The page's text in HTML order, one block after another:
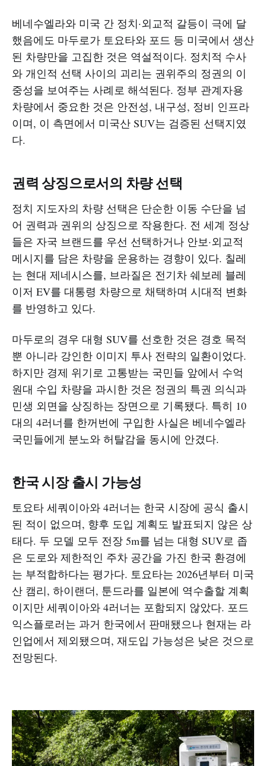
베네수엘라와 미국 간 정치·외교적 갈등이 극에 달
했음에도 마두로가 토요타와 포드 등 미국에서 생산
된 차량만을 고집한 것은 역설적이다. 정치적 수사
와 개인적 선택 사이의 괴리는 권위주의 정권의 이
중성을 보여주는 사례로 해석된다. 정부 관계자용
차량에서 중요한 것은 안전성, 내구성, 정비 인프라
이며, 이 측면에서 미국산 SUV는 검증된 선택지였
다.​
권력 상징으로서의 차량 선택
정치 지도자의 차량 선택은 단순한 이동 수단을 넘
어 권력과 권위의 상징으로 작용한다. 전 세계 정상
들은 자국 브랜드를 우선 선택하거나 안보·외교적
메시지를 담은 차량을 운용하는 경향이 있다. 칠레
는 현대 제네시스를, 브라질은 전기차 쉐보레 블레
이저 EV를 대통령 차량으로 채택하며 시대적 변화
를 반영하고 있다.​
마두로의 경우 대형 SUV를 선호한 것은 경호 목적
뿐 아니라 강인한 이미지 투사 전략의 일환이었다.
하지만 경제 위기로 고통받는 국민들 앞에서 수억
원대 수입 차량을 과시한 것은 정권의 특권 의식과
민생 외면을 상징하는 장면으로 기록됐다. 특히 10
대의 4러너를 한꺼번에 구입한 사실은 베네수엘라
국민들에게 분노와 허탈감을 동시에 안겼다.​
한국 시장 출시 가능성
토요타 세쿼이아와 4러너는 한국 시장에 공식 출시
된 적이 없으며, 향후 도입 계획도 발표되지 않은 상
태다. 두 모델 모두 전장 5m를 넘는 대형 SUV로 좁
은 도로와 제한적인 주차 공간을 가진 한국 환경에
는 부적합하다는 평가다. 토요타는 2026년부터 미국
산 캠리, 하이랜더, 툰드라를 일본에 역수출할 계획
이지만 세쿼이아와 4러너는 포함되지 않았다. 포드
익스플로러는 과거 한국에서 판매됐으나 현재는 라
인업에서 제외됐으며, 재도입 가능성은 낮은 것으로
전망된다.​